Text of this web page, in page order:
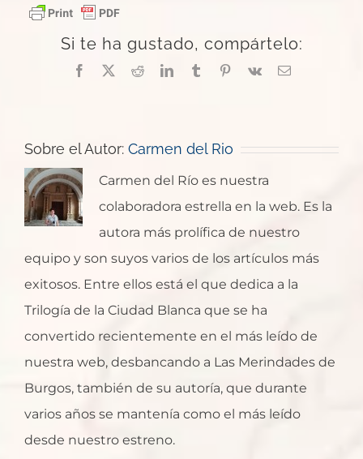
Si te ha gustado, compártelo:
Facebook
X RedditLinkedInTumblrPinterest
Vk
Correo
Sobre el Autor: Carmen del Rio
Carmen del Río es nuestra
colaboradora estrella en la web. Es la
autora más prolífica de nuestro
equipo y son suyos varios de los artículos más
exitosos. Entre ellos está el que dedica a la
Trilogía de la Ciudad Blanca que se ha
convertido recientemente en el más leído de
nuestra web, desbancando a Las Merindades de
Burgos, también de su autoría, que durante
varios años se mantenía como el más leído
desde nuestro estreno.